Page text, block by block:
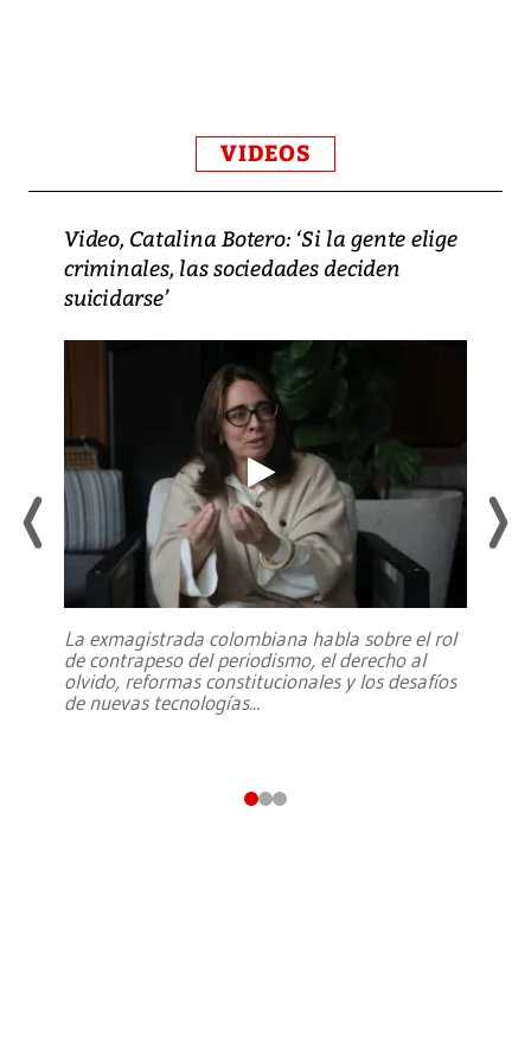
VIDEOS
Video, Catalina Botero: ‘Si la gente elige
criminales, las sociedades deciden
suicidarse’
La exmagistrada colombiana habla sobre el rol
de contrapeso del periodismo, el derecho al
olvido, reformas constitucionales y los desafíos
de nuevas tecnologías...